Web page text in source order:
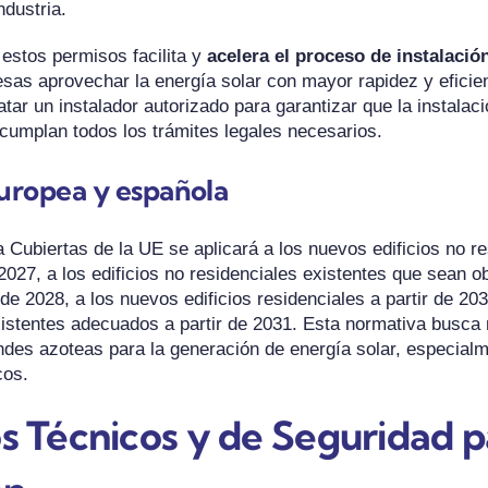
permisos facilita yacelera el proceso de
aprovechar la energía solar con mayor rapidez y
un instalador autorizado para garantizar que la
todos los trámites legales necesarios.
y española
Cubiertas de la UE se aplicará a los nuevos edificios no
a los edificios no residenciales existentes que sean
2028, a los nuevos edificios residenciales a partir de
adecuados a partir de 2031. Esta normativa busca
azoteas para la generación de energía solar,
Técnicos y de Seguridad